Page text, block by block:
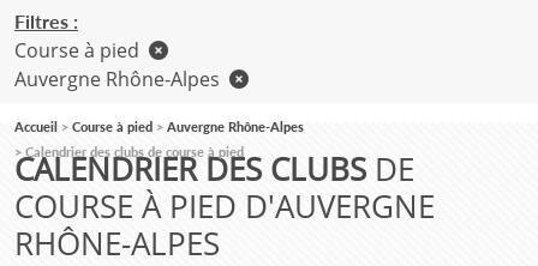
CALENDRIER DES CLUBS DE
COURSE À PIED D'AUVERGNE
RHÔNE-ALPES
Filtres :
Course à pied
Auvergne Rhône-Alpes
Accueil Course à pied
Auvergne Rhône-Alpes
Calendrier des clubs de course à pied